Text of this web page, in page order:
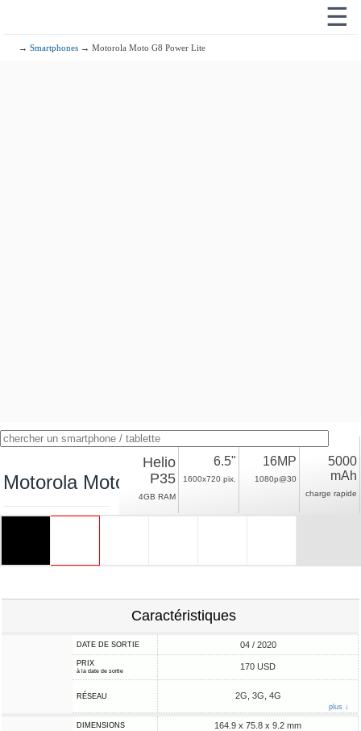
☰
→Smartphones → Motorola Moto G8 Power Lite
Motorola Moto G8 Power Lite
Helio
P35
4GB RAM
6.5"
1600x720 pix.
16MP
1080p@30
5000
mAh
charge rapide
Caractéristiques
DATE DE SORTIE 04 / 2020
PRIX
à la date de sortie 170 USD
RÉSEAU 2G, 3G, 4G
plus ↓
DIMENSIONS 164.9 x 75.8 x 9.2 mm